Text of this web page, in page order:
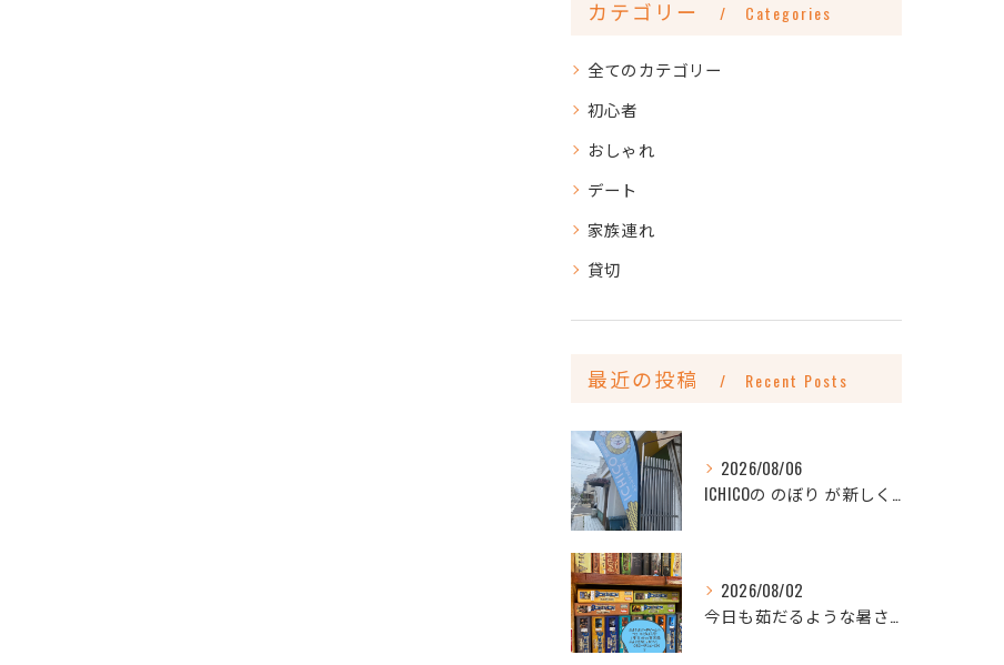
カテゴリー Categories
全てのカテゴリー
初心者
おしゃれ
デート
家族連れ
貸切
最近の投稿 Recent Posts
2026/08/06
ICHICOの のぼり が新しくなりました
2026/08/02
今日も茹だるような暑さですね💦